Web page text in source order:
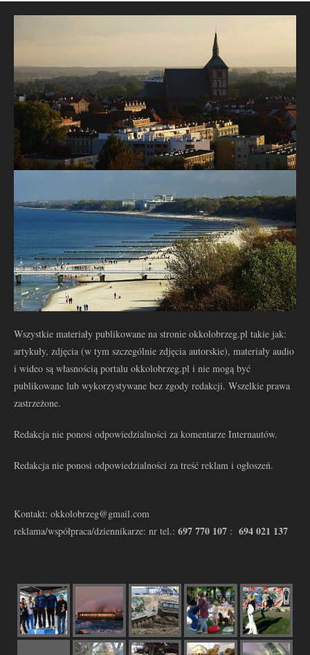
Wszystkie materiały publikowane na stronie okkolobrzeg.pl takie jak:
artykuły, zdjęcia (w tym szczególnie zdjęcia autorskie), materiały audio
i wideo są własnością portalu okkolobrzeg.pl i nie mogą być
publikowane lub wykorzystywane bez zgody redakcji. Wszelkie prawa
zastrzeżone.
Redakcja nie ponosi odpowiedzialności za komentarze Internautów.
Redakcja nie ponosi odpowiedzialności za treść reklam i ogłoszeń.
Kontakt: okkolobrzeg@gmail.com
reklama/współpraca/dziennikarze: nr tel.: 697 770 107 : 694 021 137